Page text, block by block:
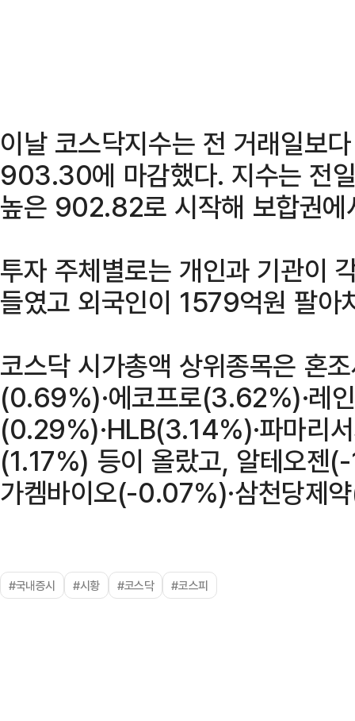
이날 코스닥지수는 전 거래일
903.30에 마감했다. 지수는 전
높은 902.82로 시작해 보합권에
투자 주체별로는 개인과 기관이
들였고 외국인이 1579억원 팔아
코스닥 시가총액 상위종목은 혼
(0.69%)·에코프로(3.62%)·레
(0.29%)·HLB(3.14%)·파마리
(1.17%) 등이 올랐고, 알테오젠
가켐바이오(-0.07%)·삼천당제
#국내증시 #시황 #코스닥 #코스피